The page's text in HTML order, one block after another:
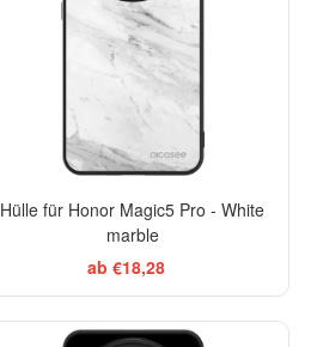
Hülle für Honor Magic5 Pro - White
marble
ab €18,28